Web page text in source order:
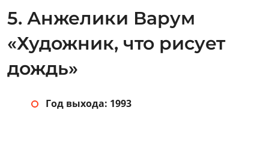
5. Анжелики Варум
«Художник, что рисует
дождь»
Год выхода: 1993